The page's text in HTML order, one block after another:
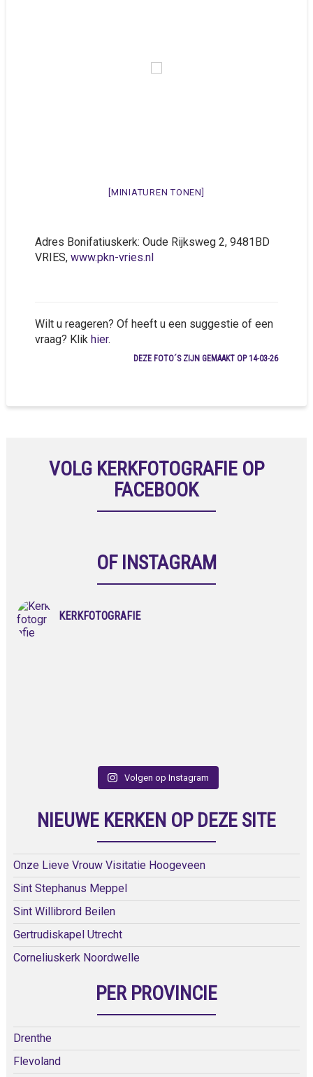
[MINIATUREN TONEN]
Adres Bonifatiuskerk: Oude Rijksweg 2, 9481BD
VRIES, www.pkn-vries.nl
Wilt u reageren? Of heeft u een suggestie of een
vraag? Klik hier.
DEZE FOTO´S ZIJN GEMAAKT OP 14-03-26
VOLG KERKFOTOGRAFIE OP
FACEBOOK
OF INSTAGRAM
KERKFOTOGRAFIE
Volgen op Instagram
NIEUWE KERKEN OP DEZE SITE
Onze Lieve Vrouw Visitatie Hoogeveen
Sint Stephanus Meppel
Sint Willibrord Beilen
Gertrudiskapel Utrecht
Corneliuskerk Noordwelle
PER PROVINCIE
Drenthe
Flevoland